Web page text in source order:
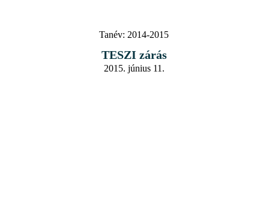
Tanév: 2014-2015
TESZI zárás
2015. június 11.